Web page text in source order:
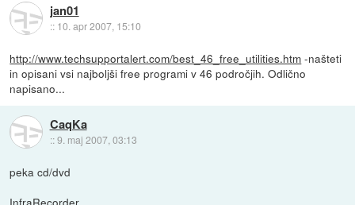
jan01
:: 10. apr 2007, 15:10
http://www.techsupportalert.com/best_46_free_utilities.htm -našteti
in opisani vsi najboljši free programi v 46 področjih. Odlično
napisano...
CaqKa
::9. maj 2007, 03:13
peka cd/dvd
InfraRecorder